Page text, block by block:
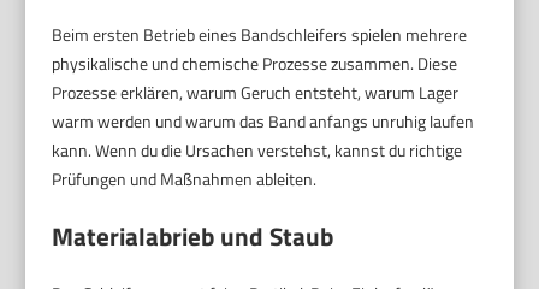
Beim ersten Betrieb eines Bandschleifers spielen mehrere
physikalische und chemische Prozesse zusammen. Diese
Prozesse erklären, warum Geruch entsteht, warum Lager
warm werden und warum das Band anfangs unruhig laufen
kann. Wenn du die Ursachen verstehst, kannst du richtige
Prüfungen und Maßnahmen ableiten.
Materialabrieb und Staub